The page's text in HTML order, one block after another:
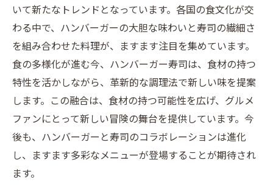
いて新たなトレンドとなっています。各国の食文化が交
わる中で、ハンバーガーの大胆な味わいと寿司の繊細さ
を組み合わせた料理が、ますます注目を集めています。
食の多様化が進む今、ハンバーガー寿司は、食材の持つ
特性を活かしながら、革新的な調理法で新しい味を提案
します。この融合は、食材の持つ可能性を広げ、グルメ
ファンにとって新しい冒険の舞台を提供しています。今
後も、ハンバーガーと寿司のコラボレーションは進化
し、ますます多彩なメニューが登場することが期待され
ます。